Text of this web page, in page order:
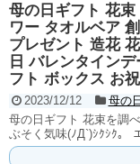
母の日ギフト 花
ワー タオルベア
プレゼント 造花
日 バレンタイン
フト ボックス お
2023/12/12
母の
母の日ギフト 花束を調
ぶそく気味(ﾉД`)ｼｸｼｸ。